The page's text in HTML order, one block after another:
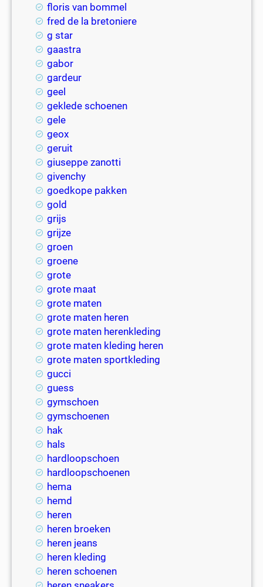
floris van bommel
fred de la bretoniere
g star
gaastra
gabor
gardeur
geel
geklede schoenen
gele
geox
geruit
giuseppe zanotti
givenchy
goedkope pakken
gold
grijs
grijze
groen
groene
grote
grote maat
grote maten
grote maten heren
grote maten herenkleding
grote maten kleding heren
grote maten sportkleding
gucci
guess
gymschoen
gymschoenen
hak
hals
hardloopschoen
hardloopschoenen
hema
hemd
heren
heren broeken
heren jeans
heren kleding
heren schoenen